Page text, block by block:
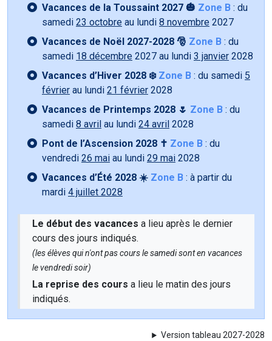
Vacances de la Toussaint 2027 🎃 Zone B : du
samedi 23 octobre au lundi 8 novembre 2027
Vacances de Noël 2027-2028 🎅 Zone B : du
samedi 18 décembre 2027 au lundi 3 janvier 2028
Vacances d’Hiver 2028 ❄️ Zone B : du samedi 5
février au lundi 21 février 2028
Vacances de Printemps 2028 🌷 Zone B : du
samedi 8 avril au lundi 24 avril 2028
Pont de l’Ascension 2028 ✝️ Zone B : du
vendredi 26 mai au lundi 29 mai 2028
Vacances d’Été 2028 ☀️ Zone B : à partir du
mardi 4 juillet 2028
Le début des vacances a lieu après le dernier
cours des jours indiqués.
(les élèves qui n'ont pas cours le samedi sont en vacances
le vendredi soir)
La reprise des cours a lieu le matin des jours
indiqués.
Version tableau 2027-2028